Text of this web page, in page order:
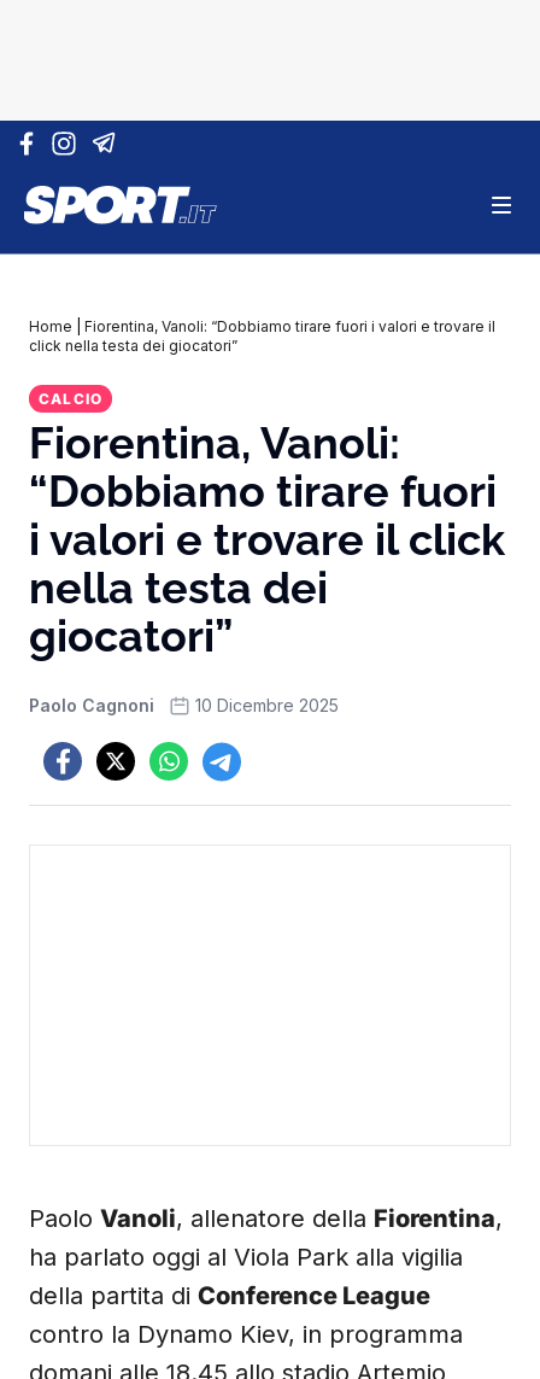
Vai al contenuto
Home
Fiorentina, Vanoli: “Dobbiamo tirare fuori i valori e trovare il
click nella testa dei giocatori”
CALCIO
Fiorentina, Vanoli:
“Dobbiamo tirare fuori
i valori e trovare il click
nella testa dei
giocatori”
Paolo Cagnoni 10 Dicembre 2025
Paolo Vanoli, allenatore della Fiorentina,
ha parlato oggi al Viola Park alla vigilia
della partita di Conference League
contro la Dynamo Kiev, in programma
domani alle 18.45 allo stadio Artemio